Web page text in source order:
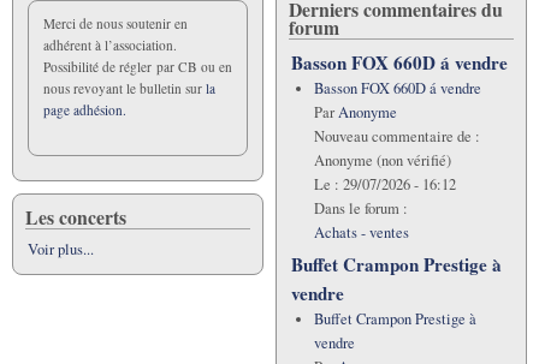
Merci de nous soutenir en
adhérent à l’association.
Possibilité de régler par CB ou en
nous revoyant le bulletin sur la
page adhésion.
Les concerts
Voir plus...
Derniers commentaires du
forum
Basson FOX 660D á vendre
Basson FOX 660D á vendre
ParAnonyme
Nouveau commentaire de :
Anonyme (non vérifié)
Le : 29/07/2026 - 16:12
Dans le forum :
Achats - ventes
Buffet Crampon Prestige à
vendre
Buffet Crampon Prestige à
vendre